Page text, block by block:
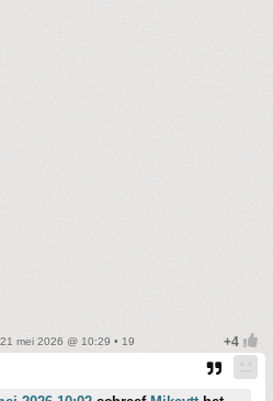
mei 2026 @ 10:29 • 19